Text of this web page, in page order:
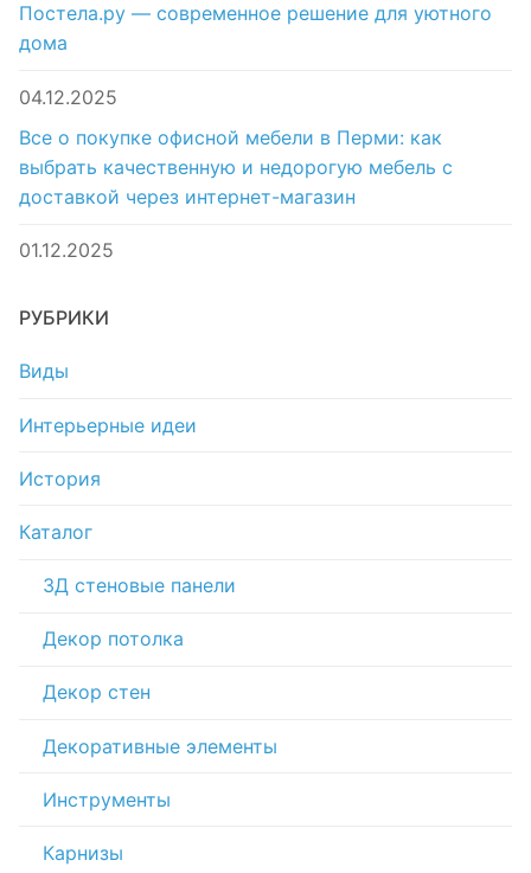
Постела.ру — современное решение для уютного
дома
04.12.2025
Все о покупке офисной мебели в Перми: как
выбрать качественную и недорогую мебель с
доставкой через интернет-магазин
01.12.2025
РУБРИКИ
Виды
Интерьерные идеи
История
Каталог
3Д стеновые панели
Декор потолка
Декор стен
Декоративные элементы
Инструменты
Карнизы